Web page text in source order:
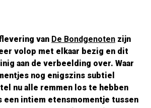
van De Bondgenoten zijn
volop met elkaar bezig en dit
aan de verbeelding over. Waar
nog enigszins subtiel
nu alle remmen los te hebben
een intiem etensmomentje tussen